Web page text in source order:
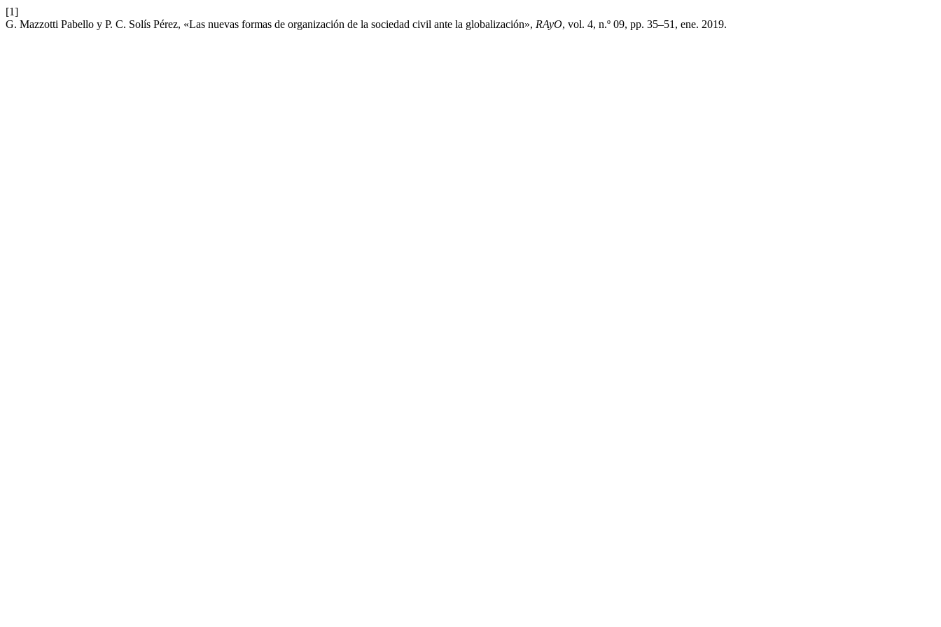
[1]
G. Mazzotti Pabello y P. C. Solís Pérez, «Las nuevas formas de organización de la sociedad civil ante la globalización», RAyO, vol. 4, n.º 09, pp. 35–51, ene. 2019.